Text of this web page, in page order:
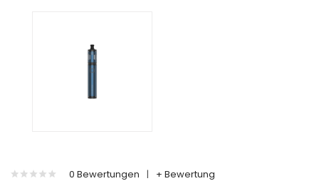
0 Bewertungen | + Bewertung